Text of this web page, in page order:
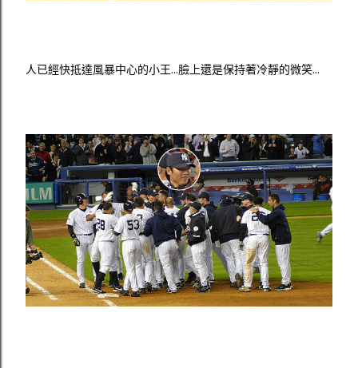
人已經快抵達風暴中心的小王...臉上還是保持著冷靜的微笑...